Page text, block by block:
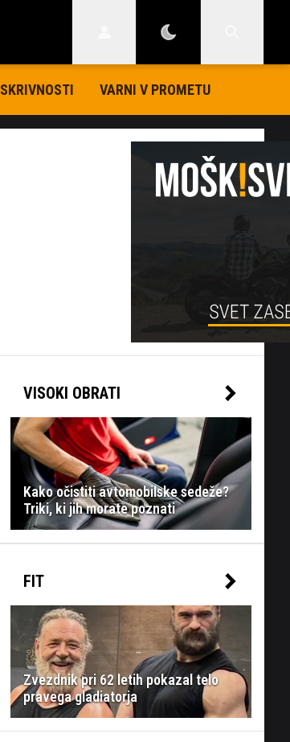
SKRIVNOSTI VARNI V PROMETU
VISOKI OBRATI
Kako očistiti avtomobilske sedeže?
Triki, ki jih morate poznati
FIT
Zvezdnik pri 62 letih pokazal telo
pravega gladiatorja